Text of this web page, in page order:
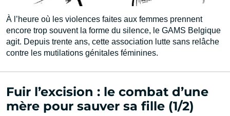
À l’heure où les violences faites aux femmes prennent
encore trop souvent la forme du silence, le GAMS Belgique
agit. Depuis trente ans, cette association lutte sans relâche
contre les mutilations génitales féminines.
Fuir l’excision : le combat d’une
mère pour sauver sa fille (1/2)